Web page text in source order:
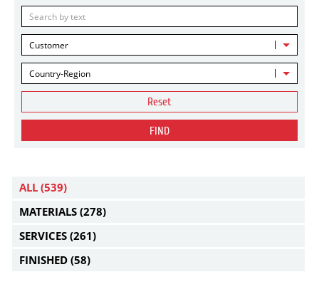
Customer
Country-Region
Reset
FIND
ALL (539)
MATERIALS (278)
SERVICES (261)
FINISHED (58)